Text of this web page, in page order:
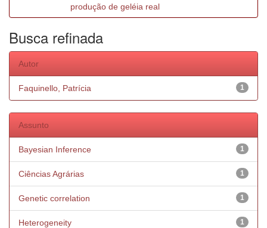
produção de geléia real
Busca refinada
Autor
1
Faquinello, Patrícia
Assunto
1
Bayesian Inference
1
Ciências Agrárias
1
Genetic correlation
1
Heterogeneity